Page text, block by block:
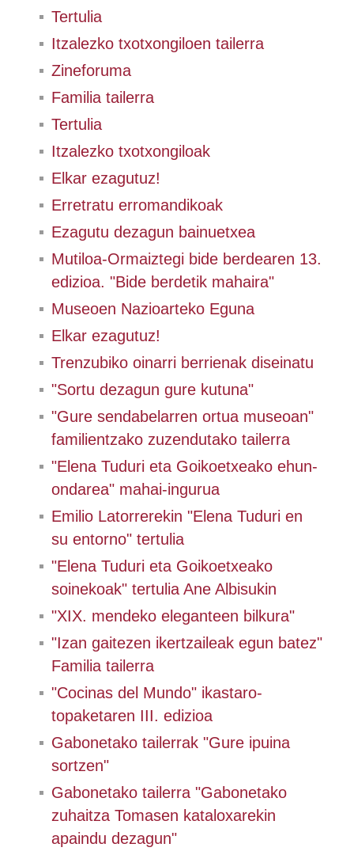
Tertulia
Itzalezko txotxongiloen tailerra
Zineforuma
Familia tailerra
Tertulia
Itzalezko txotxongiloak
Elkar ezagutuz!
Erretratu erromandikoak
Ezagutu dezagun bainuetxea
Mutiloa-Ormaiztegi bide berdearen 13.
edizioa. "Bide berdetik mahaira"
Museoen Nazioarteko Eguna
Elkar ezagutuz!
Trenzubiko oinarri berrienak diseinatu
"Sortu dezagun gure kutuna"
"Gure sendabelarren ortua museoan"
familientzako zuzendutako tailerra
"Elena Tuduri eta Goikoetxeako ehun-
ondarea" mahai-ingurua
Emilio Latorrerekin "Elena Tuduri en
su entorno" tertulia
"Elena Tuduri eta Goikoetxeako
soinekoak" tertulia Ane Albisukin
"XIX. mendeko eleganteen bilkura"
"Izan gaitezen ikertzaileak egun batez"
Familia tailerra
"Cocinas del Mundo" ikastaro-
topaketaren III. edizioa
Gabonetako tailerrak "Gure ipuina
sortzen"
Gabonetako tailerra "Gabonetako
zuhaitza Tomasen kataloxarekin
apaindu dezagun"